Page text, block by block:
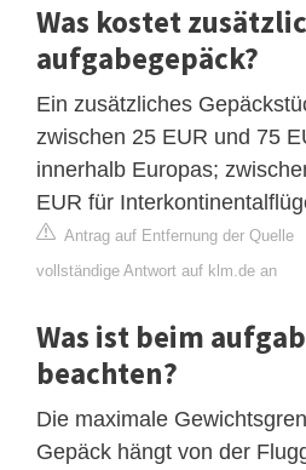
Was kostet
aufgabegepäck?
Ein zusätzliches
zwischen 25 EUR und 75
innerhalb Europas;
EUR für
Antrag auf Entfernung der Quelle
vollständige Antwort auf klm.de an
Was ist beim
beachten?
Die maximale
Gepäck hängt von der